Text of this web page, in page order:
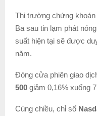
Thị trường chứng
Ba sau tin lạm phát
suất hiện tại sẽ được
năm.
Đóng cửa phiên giao
500 giảm 0,16% xuống
Cùng chiều, chỉ số